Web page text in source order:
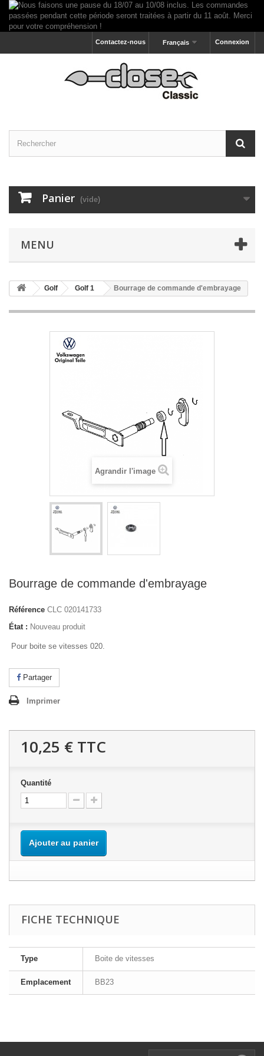
Connexion
Français
Contactez-nous
Panier (vide)
MENU
Golf Golf 1 Bourrage de commande d'embrayage
Agrandir l'image
Bourrage de commande d'embrayage
Référence CLC 020141733
État : Nouveau produit
Pour boite se vitesses 020.
Partager
Imprimer
10,25 € TTC
Quantité
Ajouter au panier
FICHE TECHNIQUE
Type Boite de vitesses
Emplacement BB23